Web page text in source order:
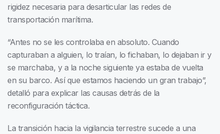
rigidez necesaria para desarticular las redes de
transportación marítima.
“Antes no se les controlaba en absoluto. Cuando
capturaban a alguien, lo traían, lo fichaban, lo dejaban ir y
se marchaba, y a la noche siguiente ya estaba de vuelta
en su barco. Así que estamos haciendo un gran trabajo”,
detalló para explicar las causas detrás de la
reconfiguración táctica.
La transición hacia la vigilancia terrestre sucede a una